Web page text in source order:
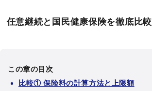
任意継続と国民健康保険を徹底比較
この章の目次
比較① 保険料の計算方法と上限額